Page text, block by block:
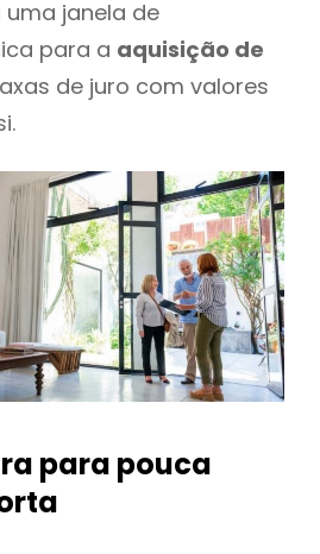
uma janela de
para a aquisição de
de juro com valores
para pouca